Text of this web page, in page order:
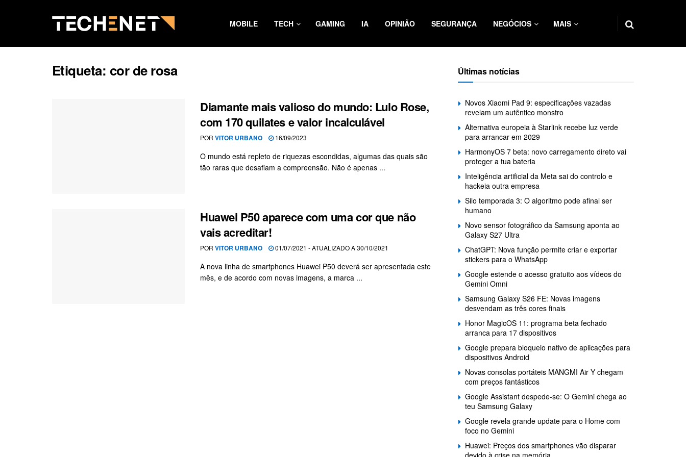
MOBILE TECH GAMING IA OPINIÃO SEGURANÇA NEGÓCIOS MAIS
Etiqueta: cor de rosa
Diamante mais valioso do mundo: Lulo Rose,
com 170 quilates e valor incalculável
POR VITOR URBANO 16/09/2023
O mundo está repleto de riquezas escondidas, algumas das quais são
tão raras que desafiam a compreensão. Não é apenas ...
Huawei P50 aparece com uma cor que não
vais acreditar!
POR VITOR URBANO 01/07/2021 - ATUALIZADO A 30/10/2021
A nova linha de smartphones Huawei P50 deverá ser apresentada este
mês, e de acordo com novas imagens, a marca ...
Últimas notícias
Novos Xiaomi Pad 9: especificações vazadas
revelam um autêntico monstro
Alternativa europeia à Starlink recebe luz verde
para arrancar em 2029
HarmonyOS 7 beta: novo carregamento direto vai
proteger a tua bateria
Inteligência artificial da Meta sai do controlo e
hackeia outra empresa
Silo temporada 3: O algoritmo pode afinal ser
humano
Novo sensor fotográfico da Samsung aponta ao
Galaxy S27 Ultra
ChatGPT: Nova função permite criar e exportar
stickers para o WhatsApp
Google estende o acesso gratuito aos vídeos do
Gemini Omni
Samsung Galaxy S26 FE: Novas imagens
desvendam as três cores finais
Honor MagicOS 11: programa beta fechado
arranca para 17 dispositivos
Google prepara bloqueio nativo de aplicações para
dispositivos Android
Novas consolas portáteis MANGMI Air Y chegam
com preços fantásticos
Google Assistant despede-se: O Gemini chega ao
teu Samsung Galaxy
Google revela grande update para o Home com
foco no Gemini
Huawei: Preços dos smartphones vão disparar
devido à crise na memória